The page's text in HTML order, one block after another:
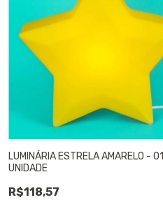
LUMINÁRIA ESTRELA AMARELO - 01
UNIDADE
R$118,57